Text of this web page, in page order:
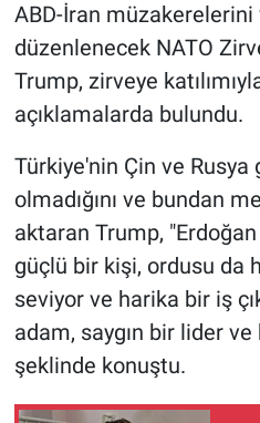
ABD-İran müzakerelerini
düzenlenecek NATO
Trump, zirveye
açıklamalarda bulundu.
Türkiye'nin Çin ve Rusya
olmadığını ve bundan
aktaran Trump,
güçlü bir kişi, ordusu da
seviyor ve harika bir iş
adam, saygın bir lider
şeklinde konuştu.